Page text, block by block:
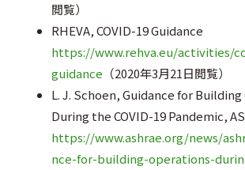
閲覧）
RHEVA, COVID-19 Guidance
https://www.rehva.eu/activities/
guidance （2020年3月21日閲覧）
L. J. Schoen, Guidance for
During the COVID-19 Pandemic,
https://www.ashrae.org/news/
nce-for-building-operations-